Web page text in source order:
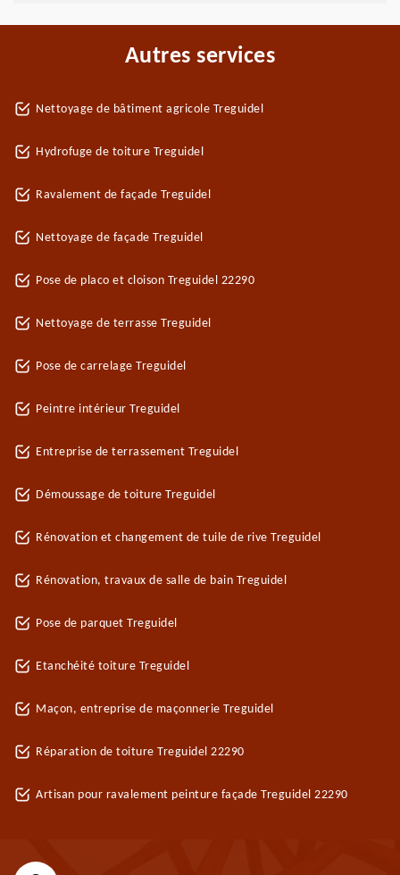
Autres services
Nettoyage de bâtiment agricole Treguidel
Hydrofuge de toiture Treguidel
Ravalement de façade Treguidel
Nettoyage de façade Treguidel
Pose de placo et cloison Treguidel 22290
Nettoyage de terrasse Treguidel
Pose de carrelage Treguidel
Peintre intérieur Treguidel
Entreprise de terrassement Treguidel
Démoussage de toiture Treguidel
Rénovation et changement de tuile de rive Treguidel
Rénovation, travaux de salle de bain Treguidel
Pose de parquet Treguidel
Etanchéité toiture Treguidel
Maçon, entreprise de maçonnerie Treguidel
Réparation de toiture Treguidel 22290
Artisan pour ravalement peinture façade Treguidel 22290